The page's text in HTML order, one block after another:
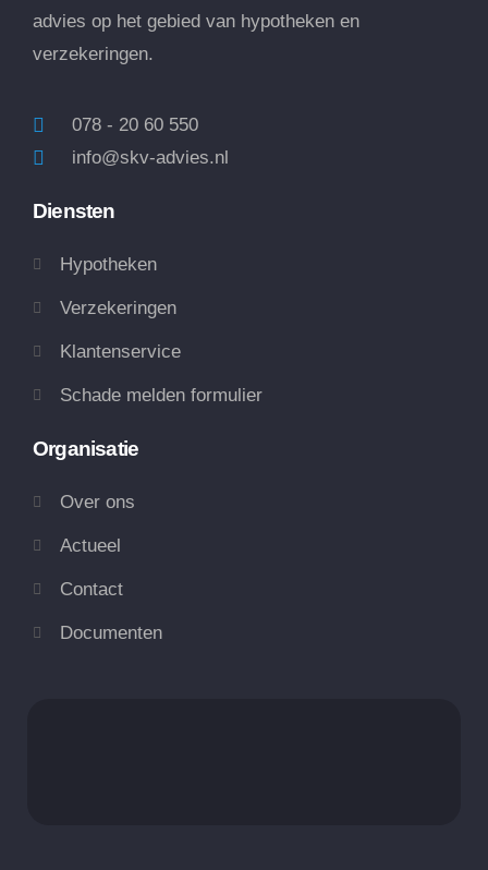
advies op het gebied van hypotheken en
verzekeringen.
078 - 20 60 550
info@skv-advies.nl
Diensten
Hypotheken
Verzekeringen
Klantenservice
Schade melden formulier
Organisatie
Over ons
Actueel
Contact
Documenten